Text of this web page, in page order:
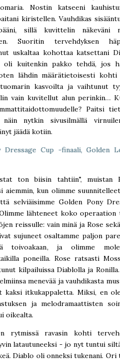
Nostin katseeni
kiristellen. Vauhdikas
sillä kuvittelin näkeväni
Suoritin tervehdyksen
uskaltaa kohottaa katsettani
oli kuitenkin pakko tehdä, jos
lähdin määrätietoisesti kohti
kasvoilta ja vaihtunut
vain kuvitellut alun perinkin…
Paitsi
nytkin sivusilmällä
jäädä kotiin.
Dressage Cup -finaali,Golden
ton biisin tahtiin", muistan
aiemmin, kun olimme
selviäisimme Golden Pony
lähteneet koko operaation
reissulle: vain minä ja Rose
sujuneet osaltamme paljon
toivoakaan, ja olimme
poneilla. Rose ratsasti
kilpailuissa Diablolla ja
menevää ja vauhdikasta
kaksi itkukappaletta. Miksi, en
ja melodramaattisten
oikealta.
rytmissä ravasin kohti
latautuneeksi - jo nyt tuntui
Diablo oli onneksi tukenani. Ori